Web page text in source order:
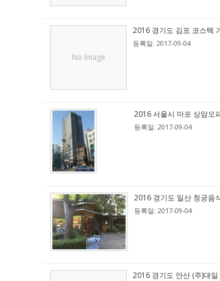
No Image
2016 경기도 김포 코스텍
등록일: 2017-09-04
2016 서울시 마포 상암오
등록일: 2017-09-04
2016 경기도 일산 청궁음
등록일: 2017-09-04
2016 경기도 안산 (주)대일